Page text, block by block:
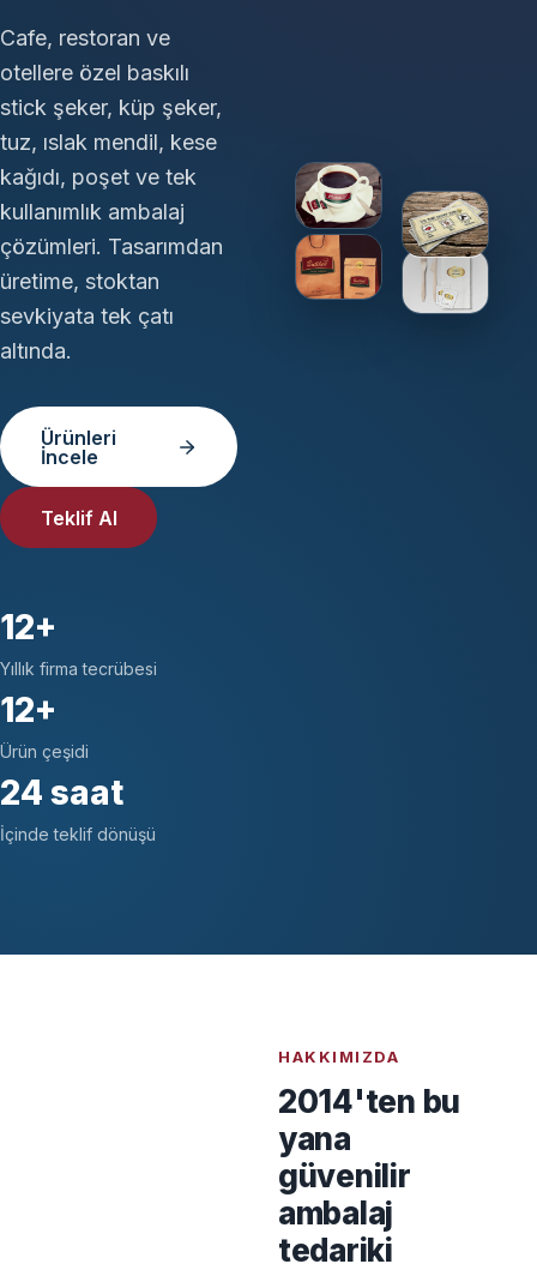
Cafe, restoran ve
otellere özel baskılı
stick şeker, küp şeker,
tuz, ıslak mendil, kese
kağıdı, poşet ve tek
kullanımlık ambalaj
çözümleri. Tasarımdan
üretime, stoktan
sevkiyata tek çatı
altında.
Ürünleri
İncele
Teklif Al
12+
Yıllık firma tecrübesi
12+
Ürün çeşidi
24 saat
İçinde teklif dönüşü
HAKKIMIZDA
2014'ten bu
yana
güvenilir
ambalaj
tedariki